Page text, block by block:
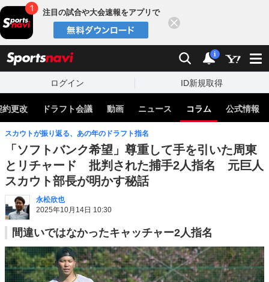
注目の試合や大会速報をアプリで
検索 通知
i
ログイン ID新規取得
約更改 ドラフト会議 動画 ニュース コラム 公式情報
スカウトが振り返る、あの年のドラフト指名
「ソフトバンク希望」尊重して手を引いた周東
とリチャード 批判された捕手2人指名 元巨人
スカウト部長が明かす秘話
永松欣也
2025年10月14日 10:30
間違いではなかったキャッチャー2人指名